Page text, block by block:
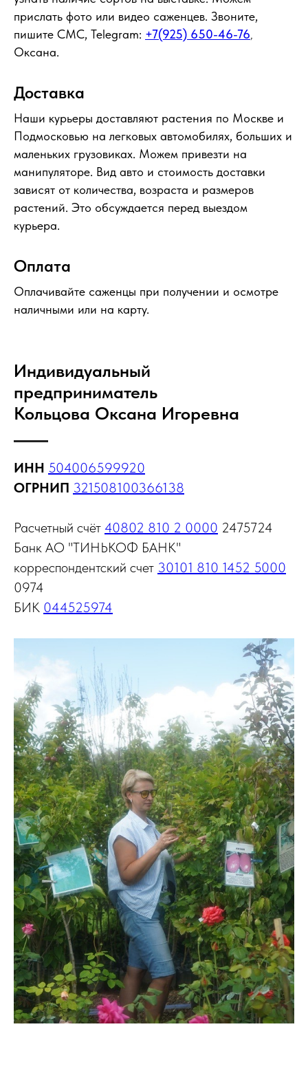
прислать фото или видео саженцев. Звоните,
пишите СМС, Telegram: +7(925) 650-46-76,
Оксана.
Доставка
Наши курьеры доставляют растения по Москве и
Подмосковью на легковых автомобилях, больших и
маленьких грузовиках. Можем привезти на
манипуляторе. Вид авто и стоимость доставки
зависят от количества, возраста и размеров
растений. Это обсуждается перед выездом
курьера.
Оплата
Оплачивайте саженцы при получении и осмотре
наличными или на карту.
Индивидуальный
предприниматель
Кольцова Оксана Игоревна
ИНН 504006599920
ОГРНИП 321508100366138
Расчетный счёт 40802 810 2 0000 2475724
Банк АО "ТИНЬКОФ БАНК"
корреспондентский счет 30101 810 1452 5000
0974
БИК 044525974